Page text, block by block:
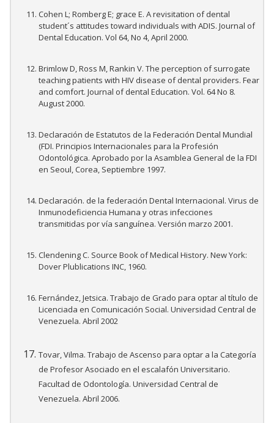
Cohen L; Romberg E; grace E. A revisitation of dental
student´s attitudes toward individuals with ADIS. Journal of
Dental Education. Vol 64, No 4, April 2000.
Brimlow D, Ross M, Rankin V. The perception of surrogate
teaching patients with HIV disease of dental providers. Fear
and comfort. Journal of dental Education. Vol. 64 No 8.
August 2000.
Declaración de Estatutos de la Federación Dental Mundial
(FDI. Principios Internacionales para la Profesión
Odontológica. Aprobado por la Asamblea General de la FDI
en Seoul, Corea, Septiembre 1997.
Declaración. de la federación Dental Internacional. Virus de
Inmunodeficiencia Humana y otras infecciones
transmitidas por vía sanguínea. Versión marzo 2001.
Clendening C. Source Book of Medical History. New York:
Dover Plublications INC, 1960.
Fernández, Jetsica. Trabajo de Grado para optar al título de
Licenciada en Comunicación Social. Universidad Central de
Venezuela. Abril 2002
Tovar, Vilma. Trabajo de Ascenso para optar a la Categoría
de Profesor Asociado en el escalafón Universitario.
Facultad de Odontología. Universidad Central de
Venezuela. Abril 2006.